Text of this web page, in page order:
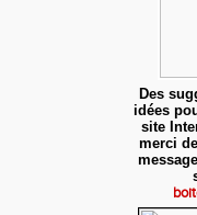
Des
idées
site
merci